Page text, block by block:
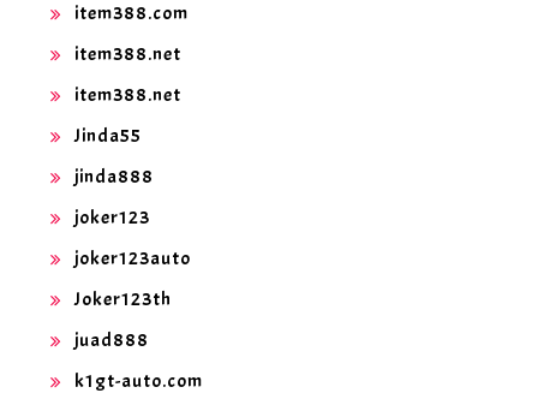
item388.com
item388.net
item388.net
Jinda55
jinda888
joker123
joker123auto
Joker123th
juad888
k1gt-auto.com